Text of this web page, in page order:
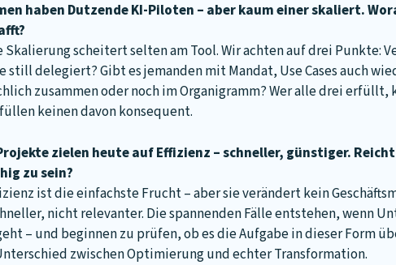
haben Dutzende KI-Piloten – aber kaum einer skaliert.
Skalierung scheitert selten am Tool. Wir achten auf drei Punkte:
still delegiert? Gibt es jemanden mit Mandat, Use Cases auch
zusammen oder noch im Organigramm? Wer alle drei
keinen davon konsequent.
zielen heute auf Effizienz – schneller, günstiger.
zu sein?
ist die einfachste Frucht – aber sie verändert kein
nicht relevanter. Die spannenden Fälle entstehen, wenn
– und beginnen zu prüfen, ob es die Aufgabe in dieser Form
zwischen Optimierung und echter Transformation.